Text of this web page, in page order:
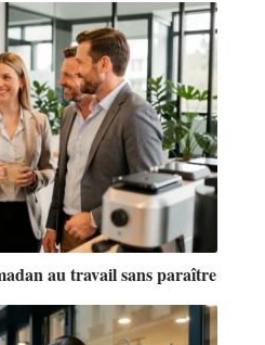
au travail sans paraître